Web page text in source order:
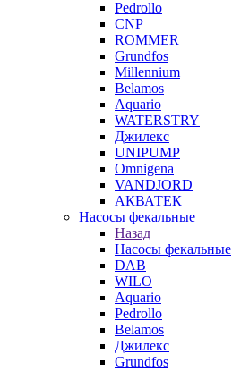
Pedrollo
CNP
ROMMER
Grundfos
Millennium
Belamos
Aquario
WATERSTRY
Джилекс
UNIPUMP
Omnigena
VANDJORD
АКВАТЕК
Насосы фекальные
Назад
Насосы фекальные
DAB
WILO
Aquario
Pedrollo
Belamos
Джилекс
Grundfos